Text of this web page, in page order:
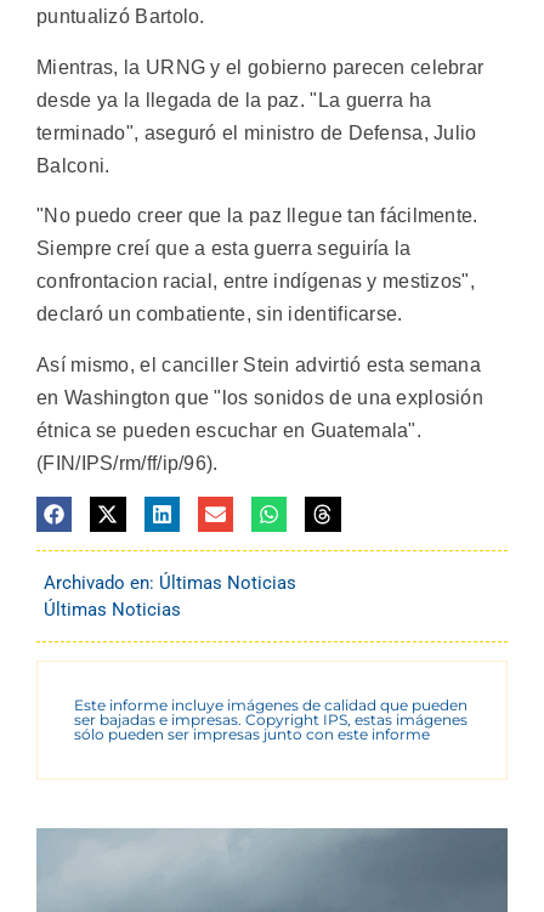
puntualizó Bartolo.
Mientras, la URNG y el gobierno parecen celebrar
desde ya la llegada de la paz. "La guerra ha
terminado", aseguró el ministro de Defensa, Julio
Balconi.
"No puedo creer que la paz llegue tan fácilmente.
Siempre creí que a esta guerra seguiría la
confrontacion racial, entre indígenas y mestizos",
declaró un combatiente, sin identificarse.
Así mismo, el canciller Stein advirtió esta semana
en Washington que "los sonidos de una explosión
étnica se pueden escuchar en Guatemala".
(FIN/IPS/rm/ff/ip/96).
Archivado en: Últimas Noticias
Últimas Noticias
Este informe incluye imágenes de calidad que pueden
ser bajadas e impresas. Copyright IPS, estas imágenes
sólo pueden ser impresas junto con este informe